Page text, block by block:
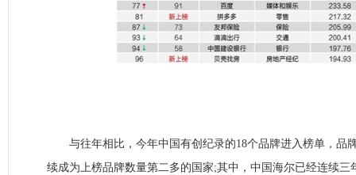
与往年相比，今年中国有创纪录的18个品牌进入榜单，品
续成为上榜品牌数量第二多的国家;其中，中国海尔已经连续三